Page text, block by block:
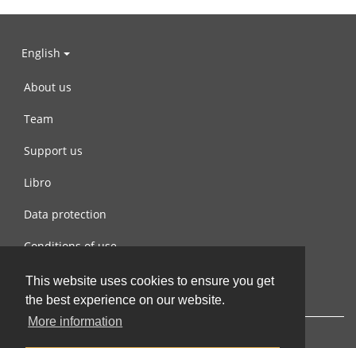
This website uses cookies to ensure you get
the best experience on our website.
More information
English
About us
Team
Support us
Libro
Data protection
Conditions of use
Contact us